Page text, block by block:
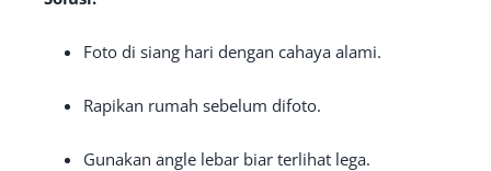
Foto di siang hari dengan cahaya alami.
Rapikan rumah sebelum difoto.
Gunakan angle lebar biar terlihat lega.